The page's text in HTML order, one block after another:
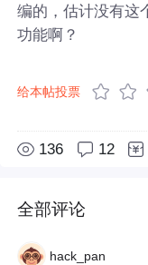
编的，估计没有这
功能啊？
给本帖投票
136 12
全部评论
hack_pan